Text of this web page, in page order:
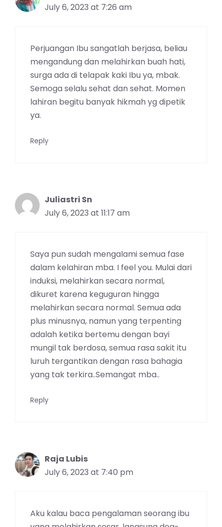
July 6, 2023 at 7:26 am
Perjuangan Ibu sangatlah berjasa, beliau
mengandung dan melahirkan buah hati,
surga ada di telapak kaki Ibu ya, mbak.
Semoga selalu sehat dan sehat. Momen
lahiran begitu banyak hikmah yg dipetik
ya.
Reply
Juliastri Sn
July 6, 2023 at 11:17 am
Saya pun sudah mengalami semua fase
dalam kelahiran mba. I feel you. Mulai dari
induksi, melahirkan secara normal,
dikuret karena keguguran hingga
melahirkan secara normal. Semua ada
plus minusnya, namun yang terpenting
adalah ketika bertemu dengan bayi
mungil tak berdosa, semua rasa sakit itu
luruh tergantikan dengan rasa bahagia
yang tak terkira..Semangat mba..
Reply
Raja Lubis
July 6, 2023 at 7:40 pm
Aku kalau baca pengalaman seorang ibu